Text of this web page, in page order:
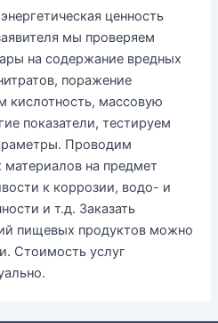
ценность
мы проверяем
на содержание вредных
поражение
кислотность, массовую
показатели, тестируем
Проводим
материалов на предмет
к коррозии, водо- и
и т.д. Заказать
пищевых продуктов можно
Стоимость услуг